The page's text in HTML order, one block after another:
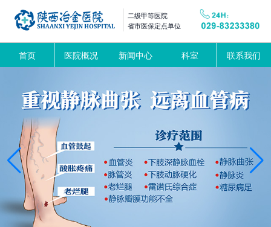
二级甲等医院
省市医保定点单位
首页 医院概况 新闻中心 科室 联系我们